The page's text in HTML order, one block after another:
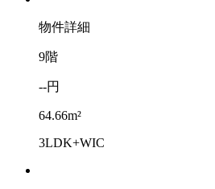
物件詳細
9階
--円
64.66m²
3LDK+WIC